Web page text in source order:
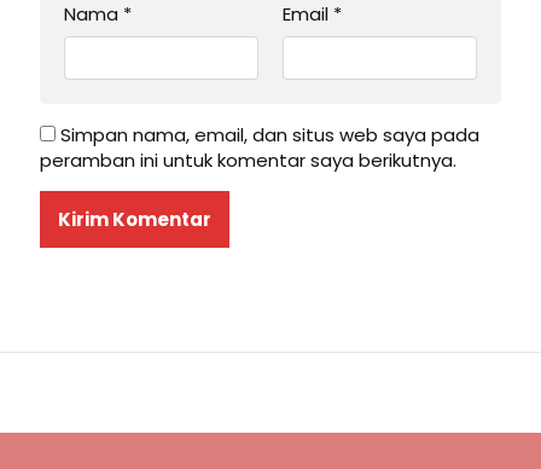
Nama * Email *
Simpan nama, email, dan situs web saya pada
peramban ini untuk komentar saya berikutnya.